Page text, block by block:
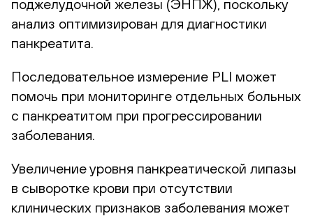
поджелудочной железы (ЭНПЖ), поскольку
анализ оптимизирован для диагностики
панкреатита.
Последовательное измерение PLI может
помочь при мониторинге отдельных больных
с панкреатитом при прогрессировании
заболевания.
Увеличение уровня панкреатической липазы
в сыворотке крови при отсутствии
клинических признаков заболевания может